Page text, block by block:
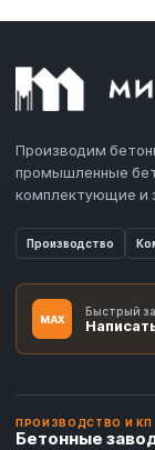
Производим
промышленные
комплектующие и
Производство
MAX
Быстрый
ПРОИЗВОДСТВО И КП
Бетонные